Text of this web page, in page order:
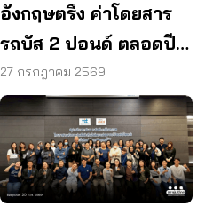
อังกฤษตรึง ค่าโดยสาร
รถบัส 2 ปอนด์ ตลอดปี
70 ลดค่าครองชีพ
27 กรกฎาคม 2569